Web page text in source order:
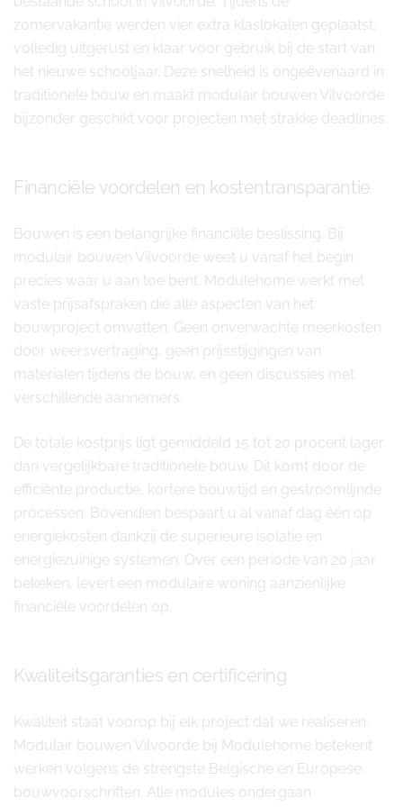
zomervakantie werden vier extra klaslokalen geplaatst,
volledig uitgerust en klaar voor gebruik bij de start van
het nieuwe schooljaar. Deze snelheid is ongeëvenaard in
traditionele bouw en maakt modulair bouwen Vilvoorde
bijzonder geschikt voor projecten met strakke deadlines.
Financiële voordelen en kostentransparantie
Bouwen is een belangrijke financiële beslissing. Bij
modulair bouwen Vilvoorde weet u vanaf het begin
precies waar u aan toe bent. Modulehome werkt met
vaste prijsafspraken die alle aspecten van het
bouwproject omvatten. Geen onverwachte meerkosten
door weersvertraging, geen prijsstijgingen van
materialen tijdens de bouw, en geen discussies met
verschillende aannemers.
De totale kostprijs ligt gemiddeld 15 tot 20 procent lager
dan vergelijkbare traditionele bouw. Dit komt door de
efficiënte productie, kortere bouwtijd en gestroomlijnde
processen. Bovendien bespaart u al vanaf dag één op
energiekosten dankzij de superieure isolatie en
energiezuinige systemen. Over een periode van 20 jaar
bekeken, levert een modulaire woning aanzienlijke
financiële voordelen op.
Kwaliteitsgaranties en certificering
Kwaliteit staat voorop bij elk project dat we realiseren.
Modulair bouwen Vilvoorde bij Modulehome betekent
werken volgens de strengste Belgische en Europese
bouwvoorschriften. Alle modules ondergaan